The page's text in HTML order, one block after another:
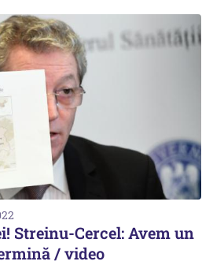
Streinu-Cercel: Avem un
/ video